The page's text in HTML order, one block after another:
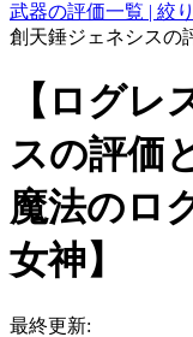
武器の評価一覧 | 絞
創天錘ジェネシスの
【ログレ
スの評価
魔法のロ
女神】
最終更新: